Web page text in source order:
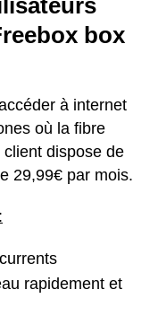
box
à internet
où la fibre
dispose de
29,99€ par mois.
rapidement et